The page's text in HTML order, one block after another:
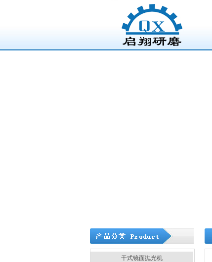
干式镜面抛光机